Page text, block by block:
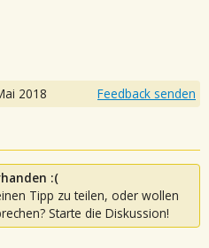
2018 Feedback senden
:(
Tipp zu teilen, oder wollen
Starte die Diskussion!